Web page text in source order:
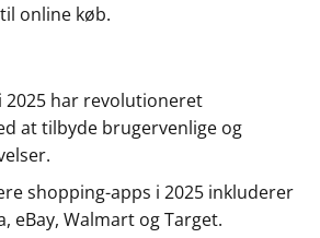
online køb.
2025 har revolutioneret
at tilbyde brugervenlige og
shopping-apps i 2025 inkluderer
eBay, Walmart og Target.